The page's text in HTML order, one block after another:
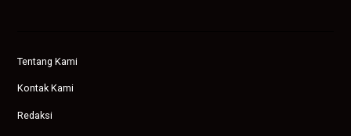
Tentang Kami
Kontak Kami
Redaksi